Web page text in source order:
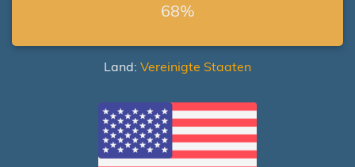
68%
Land: Vereinigte Staaten